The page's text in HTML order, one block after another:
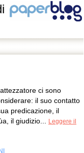
ci sono
il suo contatto
predicazione, il
il giudizio...
Leggere il